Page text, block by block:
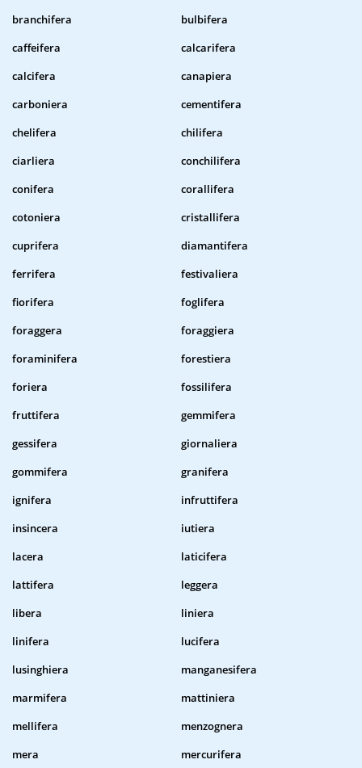
branchifera
bulbifera
caffeifera
calcarifera
calcifera
canapiera
carboniera
cementifera
chelifera
chilifera
ciarliera
conchilifera
conifera
corallifera
cotoniera
cristallifera
cuprifera
diamantifera
ferrifera
festivaliera
fiorifera
foglifera
foraggera
foraggiera
foraminifera
forestiera
foriera
fossilifera
fruttifera
gemmifera
gessifera
giornaliera
gommifera
granifera
ignifera
infruttifera
insincera
iutiera
lacera
laticifera
lattifera
leggera
libera
liniera
linifera
lucifera
lusinghiera
manganesifera
marmifera
mattiniera
mellifera
menzognera
mera
mercurifera